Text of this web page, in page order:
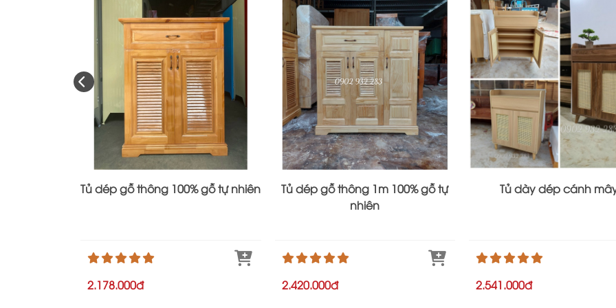
Tủ dép gỗ thông 100% gỗ tự nhiên
2.178.000đ
Tủ dép gỗ thông 1m 100% gỗ tự
nhiên
2.420.000đ
Tủ dày dép cánh
2.541.000đ